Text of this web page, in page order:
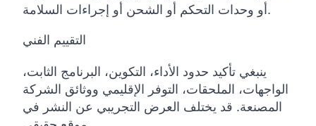
أو وحدات التحكم أو الشحن أو إجراءات السلامة.
التقييم الفني
ينبغي تأكيد حدود الأداء، التكوين، البرنامج الثابت،
الواجهات، الملحقات، التوفر الإقليمي ووثائق الشركة
المصنعة. قد يختلف العرض التجريبي عن النشر في